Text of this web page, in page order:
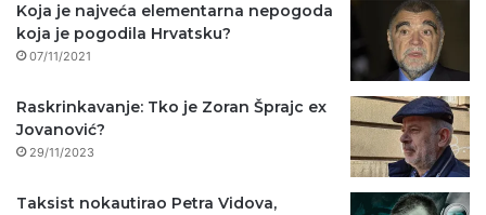
Koja je najveća elementarna nepogoda
koja je pogodila Hrvatsku?
07/11/2021
Raskrinkavanje: Tko je Zoran Šprajc ex
Jovanović?
29/11/2023
Taksist nokautirao Petra Vidova,